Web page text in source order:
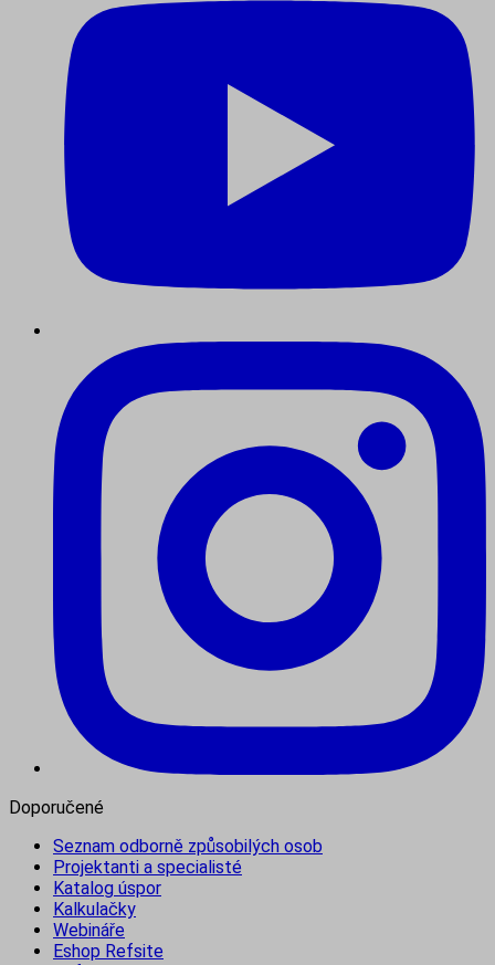
Doporučené
Seznam odborně způsobilých osob
Projektanti a specialisté
Katalog úspor
Kalkulačky
Webináře
Eshop Refsite